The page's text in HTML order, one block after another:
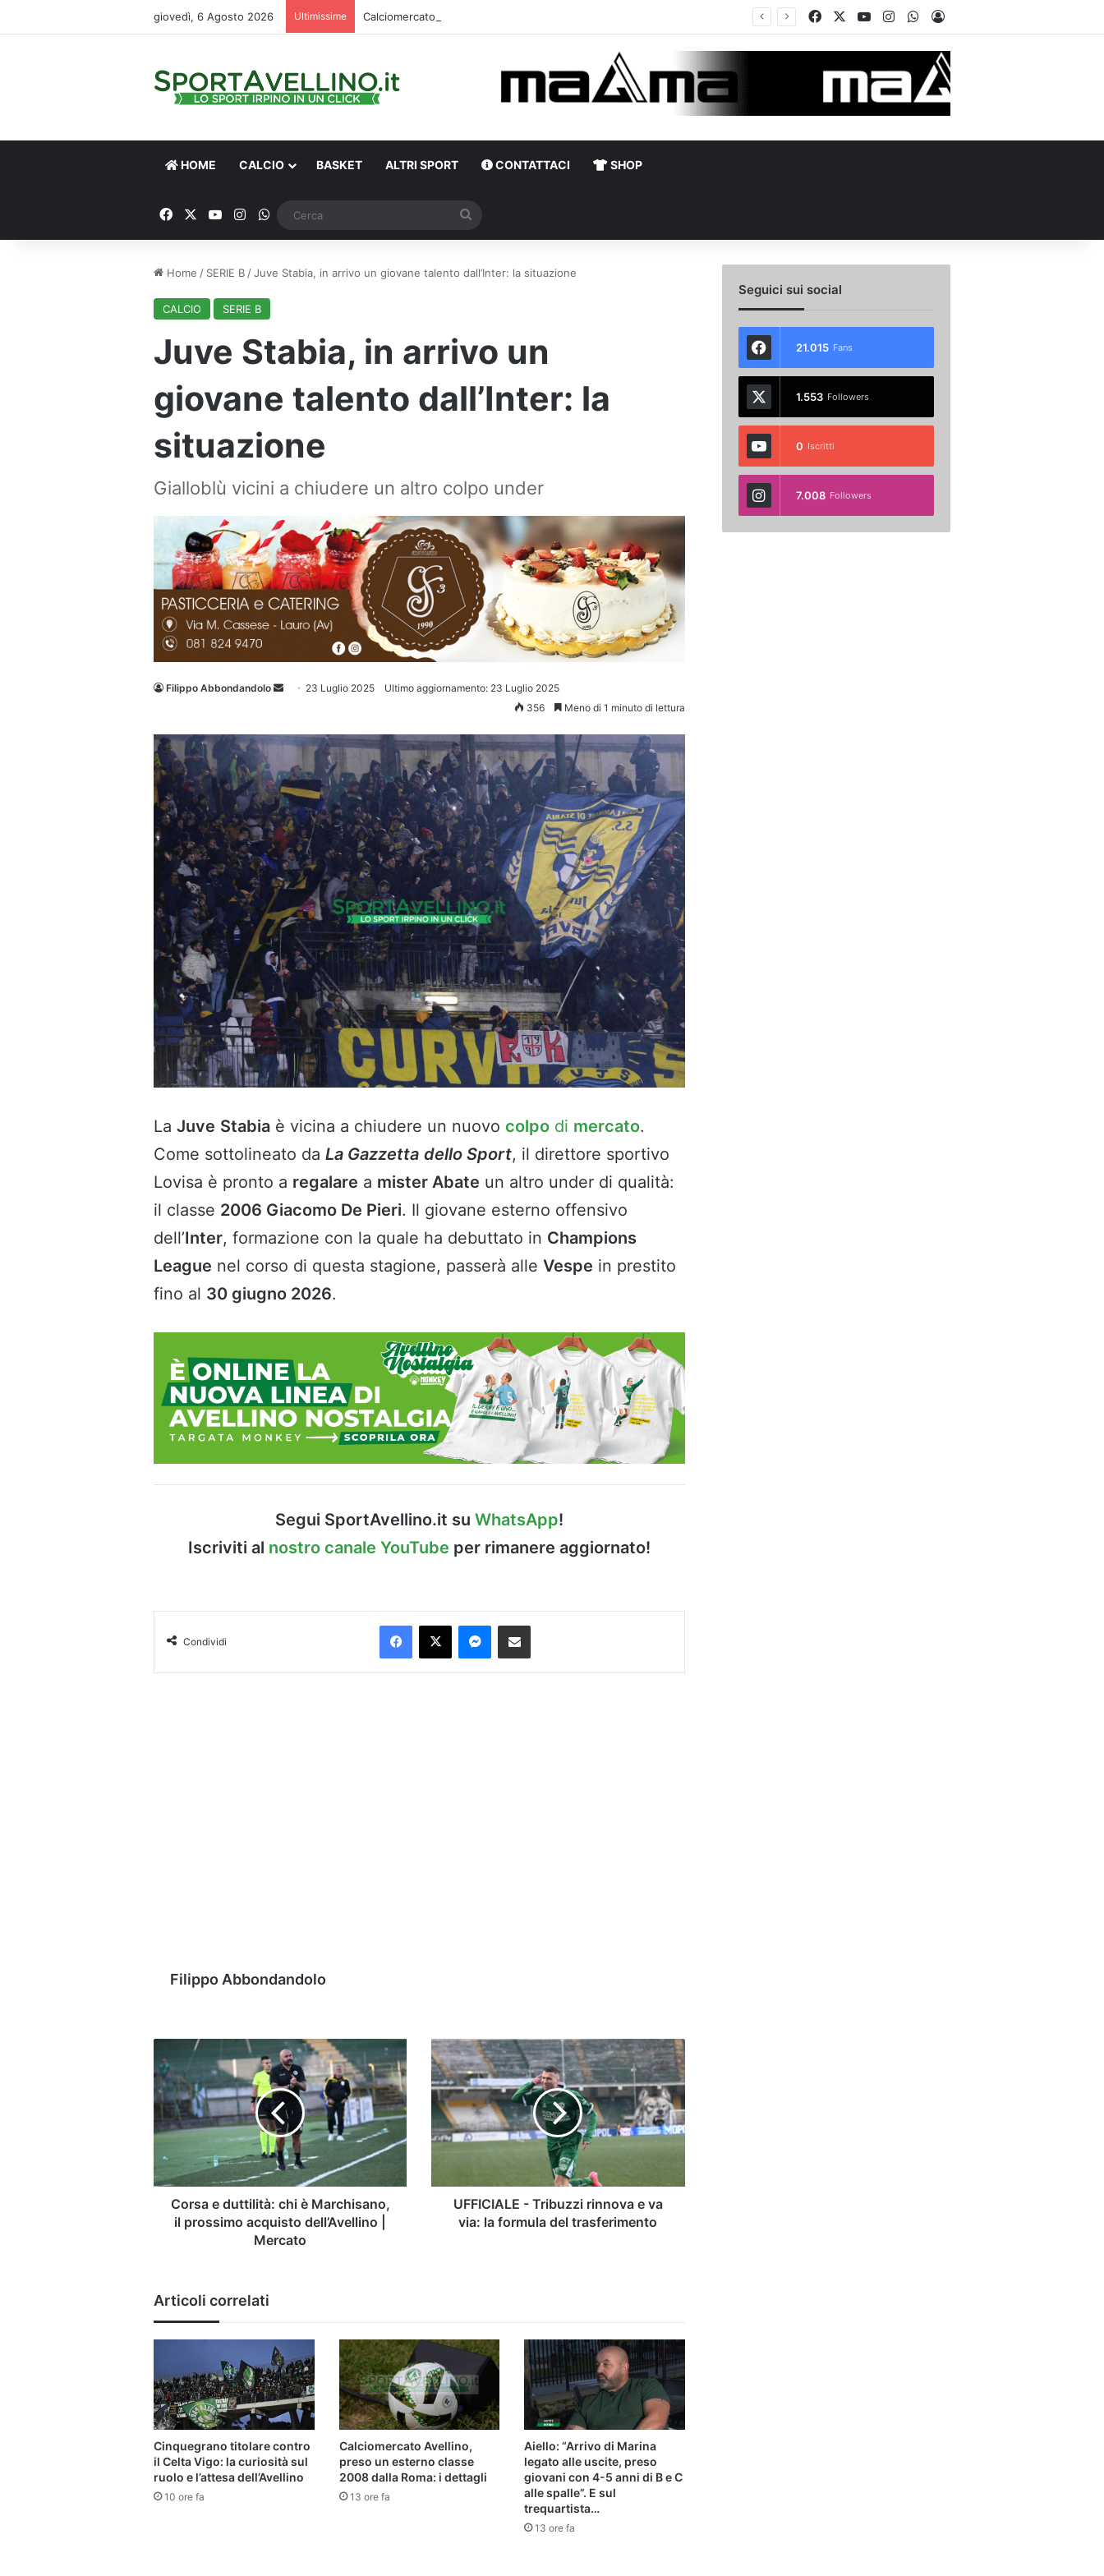
giovedì, 6 Agosto 2026 Ultimissime FacebookYou TubeInstagramWhatsApp
Accedi
HOME CALCIO BASKET ALTRI SPORT CONTATTACI SHOP
FacebookYou TubeInstagram
WhatsApp
Home / SERIE B /Juve Stabia, in arrivo un giovane talento dall’Inter: la situazione
CALCIO SERIE B
Juve Stabia, in arrivo un
giovane talento dall’Inter: la
situazione
Gialloblù vicini a chiudere un altro colpo under
Filippo Abbondandolo
Invia 23 Luglio 2025
Ultimo aggiornamento: 23 Luglio 2025
356
Meno di 1 minuto di lettura
La Juve Stabia è vicina a chiudere un nuovo colpo di mercato.
Come sottolineato da La Gazzetta dello Sport, il direttore sportivo
Lovisa è pronto a regalare a mister Abate un altro under di qualità:
il classe 2006 Giacomo De Pieri. Il giovane esterno offensivo
dell’Inter, formazione con la quale ha debuttato in Champions
League nel corso di questa stagione, passerà alle Vespe in prestito
fino al 30 giugno 2026.
Segui SportAvellino.it su WhatsApp!
Iscriviti al nostro canale YouTube per rimanere aggiornato!
Condividi
Facebook
X Messenger
Condividi via Email
Filippo Abbondandolo
duttilità:
chi
Marchisano,
prossimo
acquisto
dell’Avellino
Corsa e duttilità: chi è Marchisano,
il prossimo acquisto dell’Avellino |
Mercato
UFFICIALE
-
Tribuzzi
rinnova
va
formula
trasferimento
UFFICIALE - Tribuzzi rinnova e va
via: la formula del trasferimento
Articoli correlati
Cinquegrano titolare contro
il Celta Vigo: la curiosità sul
ruolo e l’attesa dell’Avellino
10 ore fa
Calciomercato Avellino,
preso un esterno classe
2008 dalla Roma: i dettagli
13 ore fa
Aiello: “Arrivo di Marina
legato alle uscite, preso
giovani con 4-5 anni di B e C
alle spalle”. E sul
trequartista…
13 ore fa
Seguici sui social
21.015 Fans
1.553 Followers
0 Iscritti
7.008 Followers